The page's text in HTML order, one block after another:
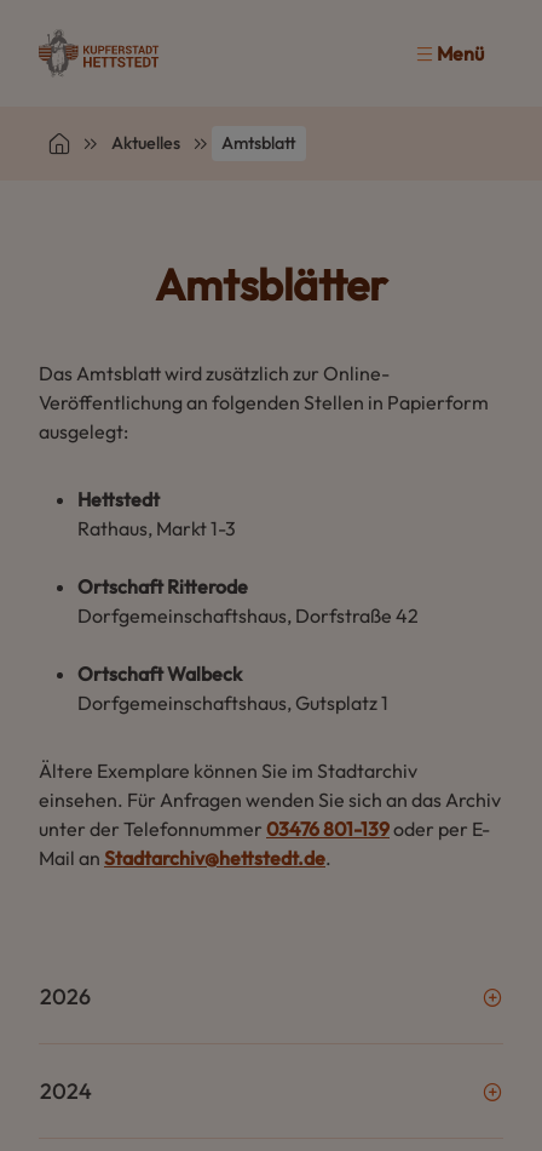
Menü
Aktuelles Amtsblatt
Amtsblätter
Das Amtsblatt wird zusätzlich zur Online-
Veröffentlichung an folgenden Stellen in Papierform
ausgelegt:
Hettstedt
Rathaus, Markt 1-3
Ortschaft Ritterode
Dorfgemeinschaftshaus, Dorfstraße 42
Ortschaft Walbeck
Dorfgemeinschaftshaus, Gutsplatz 1
Ältere Exemplare können Sie im Stadtarchiv
einsehen. Für Anfragen wenden Sie sich an das Archiv
unter der Telefonnummer 03476 801-139oder per E-
Mail an Stadtarchiv@hettstedt.de.
2026
2024